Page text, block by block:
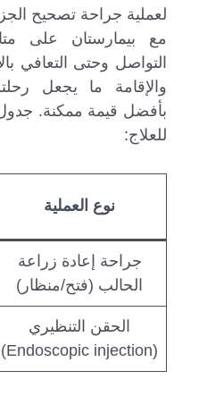
لعملية جراحة تصحيح
مع بيمارستان على
التواصل وحتى التعافي
والإقامة ما يجعل
بأفضل قيمة ممكنة. جدول
للعلاج:
نوع العملية
جراحة إعادة زراعة
الحالب (فتح/منظار)
الحقن التنظيري
(Endoscopic injection)